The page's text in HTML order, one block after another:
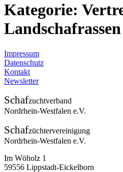
Kategorie:
Landschafrassen
Impressum
Datenschutz
Kontakt
Newsletter
Schafzuchtverband
Nordrhein-Westfalen e.V.
Schafzüchtervereinigung
Nordrhein-Westfalen e.V.
Im Wöholz 1
59556 Lippstadt-Eickelborn